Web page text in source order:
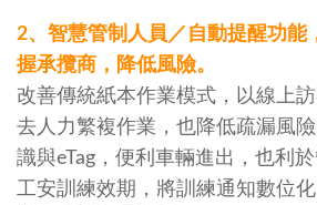
2、智慧管制人員／自動提醒功能
握承攬商，降低風險。
改善傳統紙本作業模式，以線上
去人力繁複作業，也降低疏漏風
識與eTag，便利車輛進出，也利
工安訓練效期，將訓練通知數位